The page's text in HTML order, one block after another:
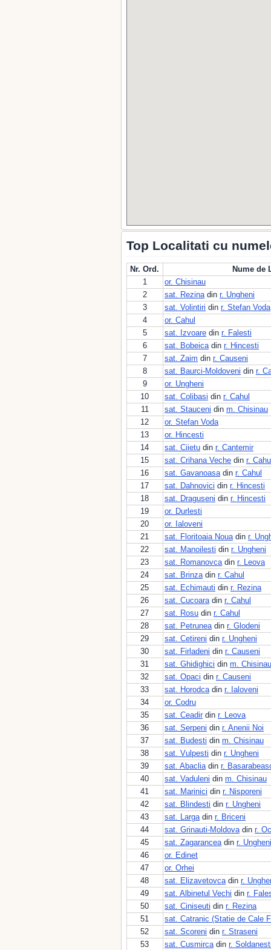
Top Localitati cu
Nr. Ord.
Nume de
1
or. Chisinau
2
sat. Rezinadin r. Ungheni
3
sat. Volintiri din r. Stefan Voda
4
or. Cahul
5
sat. Izvoare din r. Falesti
6
sat. Bobeicadin r. Hincesti
7
sat. Zaim din r. Causeni
8
sat. Baurci-Moldoveni din r.
9
or. Ungheni
10
sat. Colibasi din r. Cahul
11
sat. Stauceni din m. Chisinau
12
or. Stefan Voda
13
or. Hincesti
14
sat. Ciietu din r. Cantemir
15
sat. Crihana Veche din r.
16
sat. Gavanoasadin r. Cahul
17
sat. Dahnovici din r. Hincesti
18
sat. Draguseni din r. Hincesti
19
or. Durlesti
20
or. Ialoveni
21
sat. Floritoaia Nouadin r.
22
sat. Manoilesti din r. Ungheni
23
sat. Romanovcadin r. Leova
24
sat. Brinzadin r. Cahul
25
sat. Echimauti din r. Rezina
26
sat. Cucoaradin r. Cahul
27
sat. Rosu din r. Cahul
28
sat. Petruneadin r. Glodeni
29
sat. Cetireni din r. Ungheni
30
sat. Firladeni din r. Causeni
31
sat. Ghidighici din m. Chisinau
32
sat. Opaci din r. Causeni
33
sat. Horodcadin r. Ialoveni
34
or. Codru
35
sat. Ceadir din r. Leova
36
sat. Serpeni din r. Anenii Noi
37
sat. Budesti din m. Chisinau
38
sat. Vulpesti din r. Ungheni
39
sat. Abacliadin r.
40
sat. Vaduleni din m. Chisinau
41
sat. Marinici din r. Nisporeni
42
sat. Blindesti din r. Ungheni
43
sat. Largadin r. Briceni
44
sat. Grinauti-Moldovadin r.
45
sat. Zagaranceadin r. Ungheni
46
or. Edinet
47
or. Orhei
48
sat. Elizavetovcadin r.
49
sat. Albinetul Vechi din r.
50
sat. Ciniseuti din r. Rezina
51
sat. Catranic (Statie de Cale
52
sat. Scoreni din r. Straseni
53
sat. Cusmircadin r.